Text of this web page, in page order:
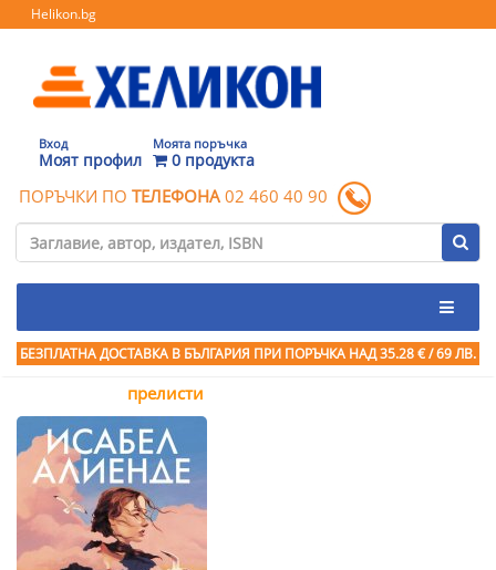
Helikon.bg
Вход
Моят профил
Моята поръчка
0 продукта
ПОРЪЧКИ ПО ТЕЛЕФОНА 02 460 40 90
БЕЗПЛАТНА ДОСТАВКА В БЪЛГАРИЯ ПРИ ПОРЪЧКА НАД 35.28 € / 69 ЛВ.
прелисти